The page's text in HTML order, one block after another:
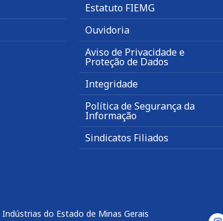
Estatuto FIEMG
Ouvidoria
Aviso de Privacidade e
Proteção de Dados
Integridade
Política de Segurança da
Informação
Sindicatos Filiados
Indústrias do Estado de Minas Gerais